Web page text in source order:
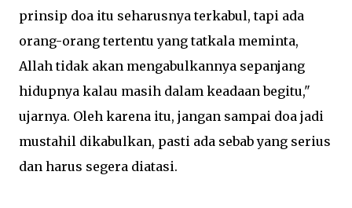
prinsip doa itu seharusnya terkabul, tapi ada
orang-orang tertentu yang tatkala meminta,
Allah tidak akan mengabulkannya sepanjang
hidupnya kalau masih dalam keadaan begitu,"
ujarnya. Oleh karena itu, jangan sampai doa jadi
mustahil dikabulkan, pasti ada sebab yang serius
dan harus segera diatasi.